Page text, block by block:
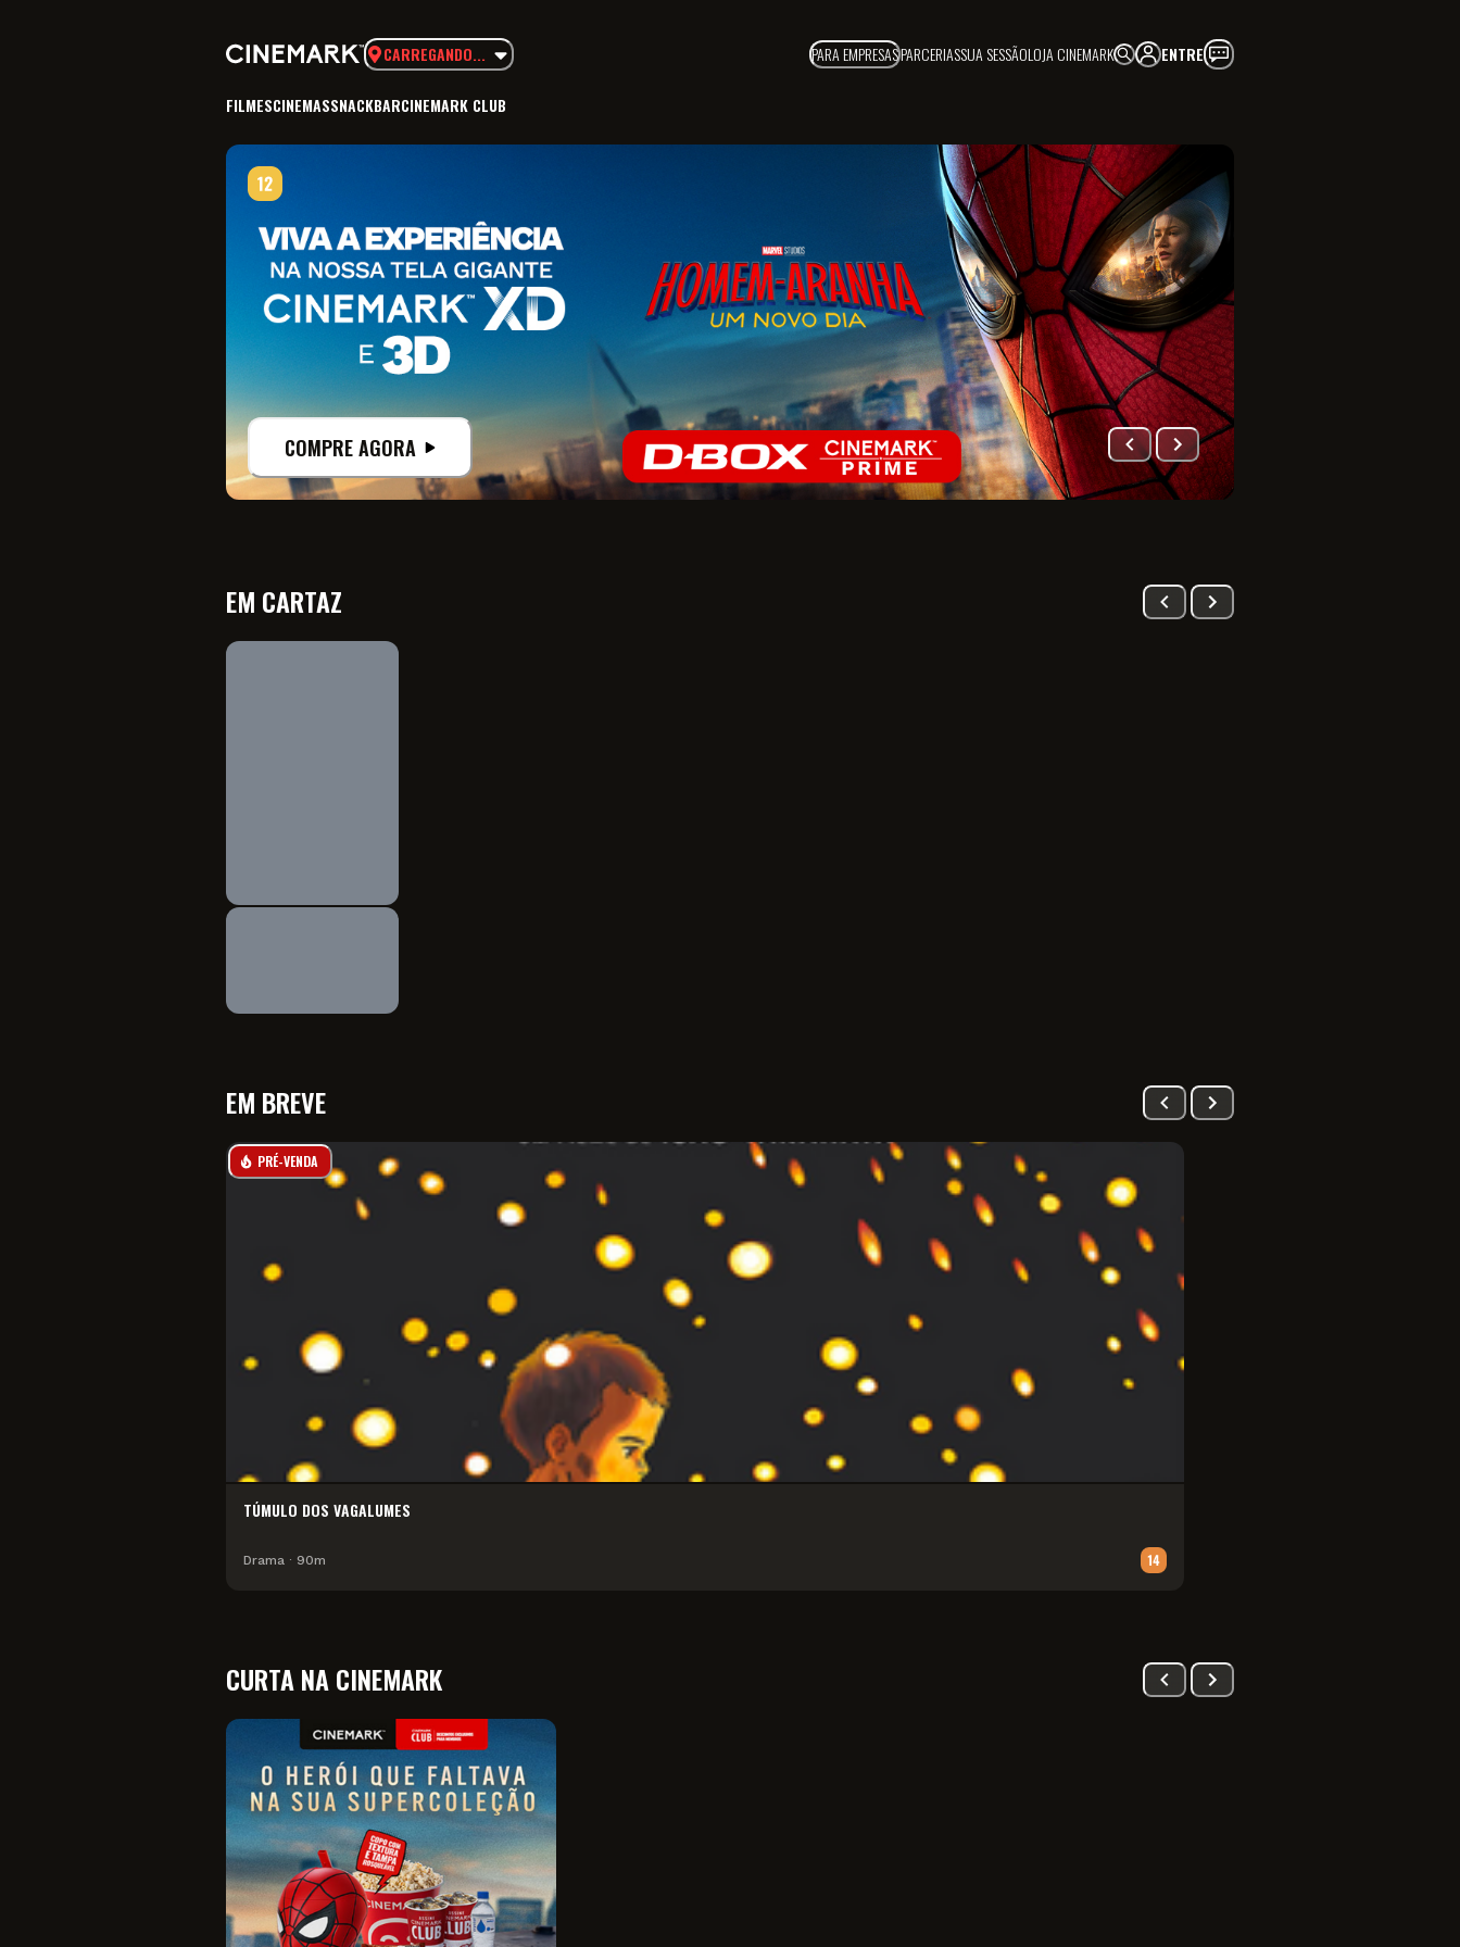
CARREGANDO... PARA EMPRESASPARCERIASSUA SESSÃOLOJA CINEMARK ENTRE
FILMESCINEMASSNACKBARCINEMARK CLUB
COMPRE AGORA
EM CARTAZ
EM BREVE
PRÉ-VENDA
TÚMULO DOS VAGALUMES
Drama ∙ 90m
CURTA NA CINEMARK